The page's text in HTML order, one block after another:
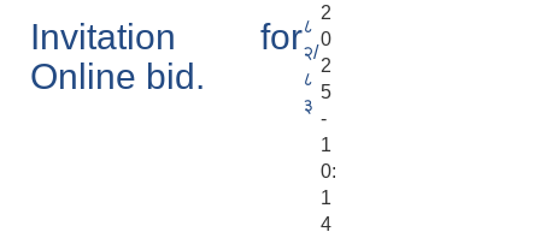
Invitation for
Online bid.
८
२/
८
३
2
0
2
5
-
1
0:
1
4